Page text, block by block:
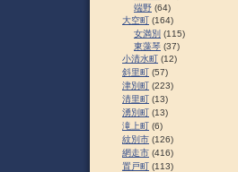
端野 (64)
大空町 (164)
女満別 (115)
東藻琴 (37)
小清水町 (12)
斜里町 (57)
津別町 (223)
清里町 (13)
湧別町 (13)
滝上町 (6)
紋別市 (126)
網走市 (416)
置戸町 (113)